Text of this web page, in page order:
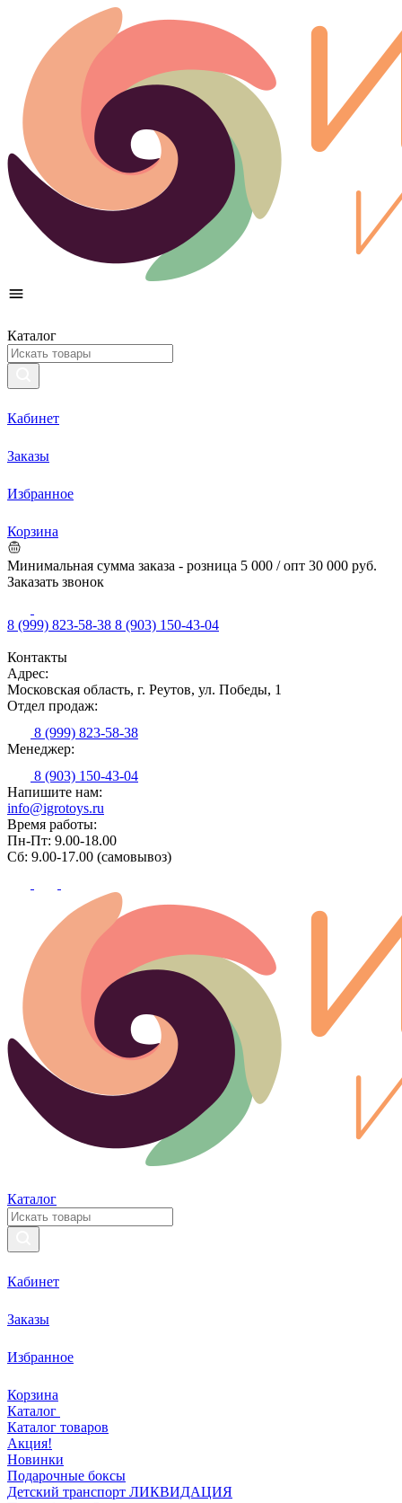
Каталог
Кабинет
Заказы
Избранное
Корзина
Минимальная сумма заказа - розница 5 000 / опт 30 000 руб.
Заказать звонок
8 (999) 823-58-38 8 (903) 150-43-04
Контакты
Адрес:
Московская область, г. Реутов, ул. Победы, 1
Отдел продаж:
8 (999) 823-58-38
Менеджер:
8 (903) 150-43-04
Напишите нам:
info@igrotoys.ru
Время работы:
Пн-Пт: 9.00-18.00
Сб: 9.00-17.00 (самовывоз)
Каталог
Кабинет
Заказы
Избранное
Корзина
Каталог
Каталог товаров
Акция!
Новинки
Подарочные боксы
Детский транспорт ЛИКВИДАЦИЯ